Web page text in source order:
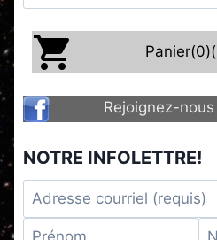
Panier(0)
Rejoignez-
NOTRE INFOLETTRE!